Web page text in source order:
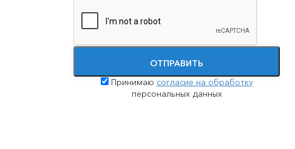
ОТПРАВИТЬ
Принимаю согласие на обработку
персональных данных